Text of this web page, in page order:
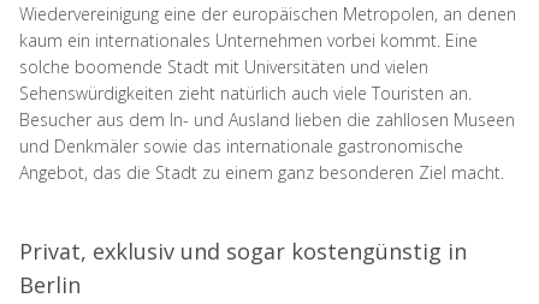
Wiedervereinigung eine der europäischen Metropolen, an denen
kaum ein internationales Unternehmen vorbei kommt. Eine
solche boomende Stadt mit Universitäten und vielen
Sehenswürdigkeiten zieht natürlich auch viele Touristen an.
Besucher aus dem In- und Ausland lieben die zahllosen Museen
und Denkmäler sowie das internationale gastronomische
Angebot, das die Stadt zu einem ganz besonderen Ziel macht.
Privat, exklusiv und sogar kostengünstig in
Berlin